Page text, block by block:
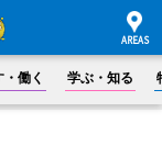
働く 学ぶ・知る